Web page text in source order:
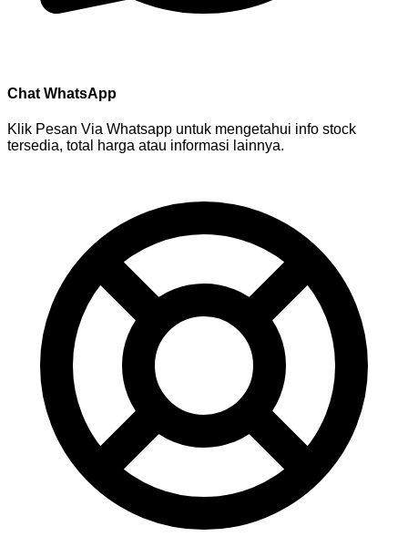
Chat WhatsApp
Klik Pesan Via Whatsapp untuk mengetahui info stock
tersedia, total harga atau informasi lainnya.